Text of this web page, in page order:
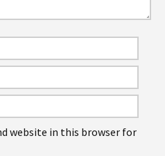
website in this browser for